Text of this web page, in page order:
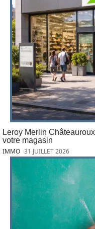
Leroy Merlin
votre magasin
IMMO 31 JUILLET 2026